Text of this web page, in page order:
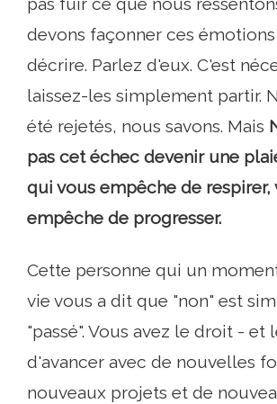
devons façonner ces
décrire. Parlez d'eux. C'est
laissez-les simplement partir.
été rejetés, nous savons. Mais
pas cet échec devenir une
qui vous empêche de respirer,
empêche de progresser.
Cette personne qui un
vie vous a dit que "non" est
"passé". Vous avez le droit - et
d'avancer avec de nouvelles
nouveaux projets et de